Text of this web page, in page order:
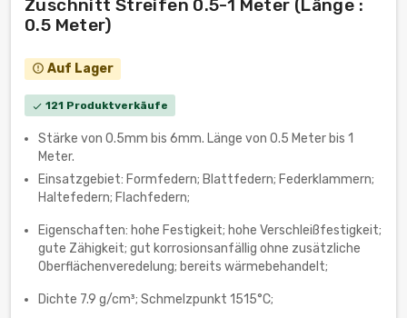
Zuschnitt Streifen 0.5-1 Meter (Länge :
0.5 Meter)
error_outline Auf Lager
check 121 Produktverkäufe
Stärke von 0.5mm bis 6mm. Länge von 0.5 Meter bis 1
Meter.
Einsatzgebiet: Formfedern; Blattfedern; Federklammern;
Haltefedern; Flachfedern;
Eigenschaften: hohe Festigkeit; hohe Verschleißfestigkeit;
gute Zähigkeit; gut korrosionsanfällig ohne zusätzliche
Oberflächenveredelung; bereits wärmebehandelt;
Dichte 7.9 g/cm³; Schmelzpunkt 1515°C;